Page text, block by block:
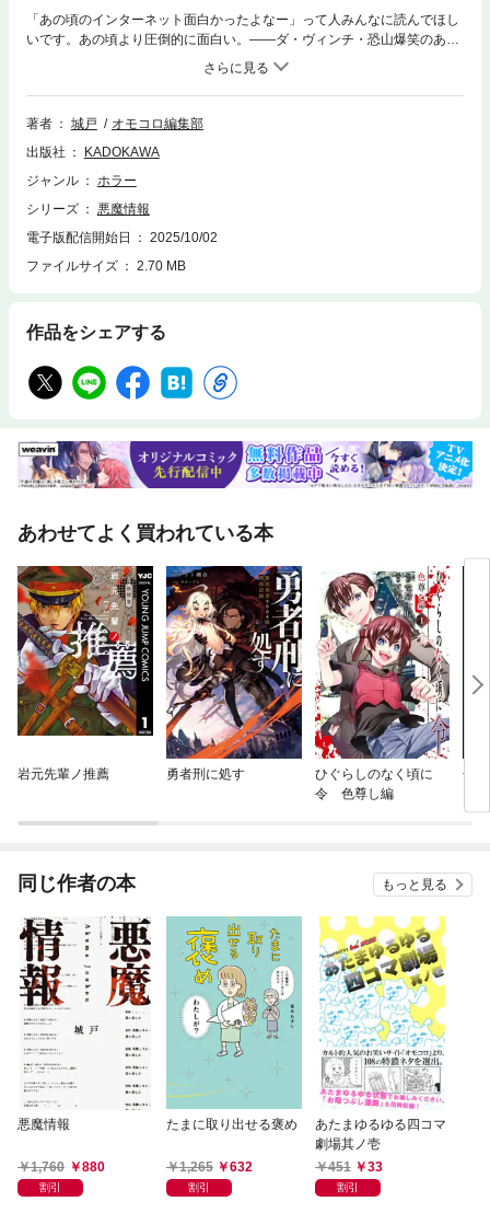
「あの頃のインターネット面白かったよなー」って人みんなに読んでほし
いです。あの頃より圧倒的に面白い。――ダ・ヴィンチ・恐山爆笑のあと
で襲い来る、怒涛の伏線回収。唯一無二の読み味です。――上條一輝子ど
もの頃に見た、あるテレビCM。そこに映っていた女が、ある日から目の
前に立ち続けている。病院に行っても、除霊を受けても、消えてくれな
い。彼女を取り除く情報を求めてネットを彷徨った筆者は、ある匿名掲示
とオカルト的事象に詳しく、様々なスレッドに現れては、怪異に巻き込ま
れた人々を助けていた。視界を覆う女も、彼なら――。筆者は悪魔情報が
これはホラー？ ギャグ？ それとも……？ 匿名掲示板で繰り広げられる
フェイクドキュメンタリーの新境地！
著者 城戸
オモコロ編集部
出版社
KADOKAWA
ジャンル
ホラー
シリーズ
悪魔情報
電子版配信開始日
2025/10/02
ファイルサイズ
2.70 MB
作品をシェアする
あわせてよく買われている本
岩元先輩ノ推薦 勇者刑に処す
ひぐらしのなく頃に
令 色尊し編
金
同じ作者の本 もっと見る
悪魔情報
1,760 880
割引
たまに取り出せる褒め
1,265 632
割引
あたまゆるゆる四コマ
劇場其ノ壱
451
33
割引